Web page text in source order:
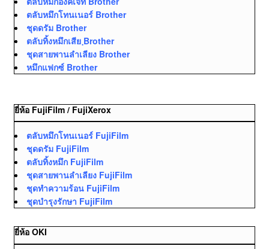
ตลับหมึกโทนเนอร์ Brother
ชุดดรัม Brother
ตลับทิ้งหมึกเสีย ฺBrother
ชุดสายพานลำเลียง Brother
หมึกแฟกซ์ Brother
ยี่ห้อ FujiFilm / FujiXerox
ตลับหมึกโทนเนอร์ FujiFilm
ชุดดรัม FujiFilm
ตลับทิ้งหมึก FujiFilm
ชุดสายพานลำเลียง FujiFilm
ชุดทำความร้อน FujiFilm
ชุดบำรุงรักษา FujiFilm
ยี่ห้อ OKI